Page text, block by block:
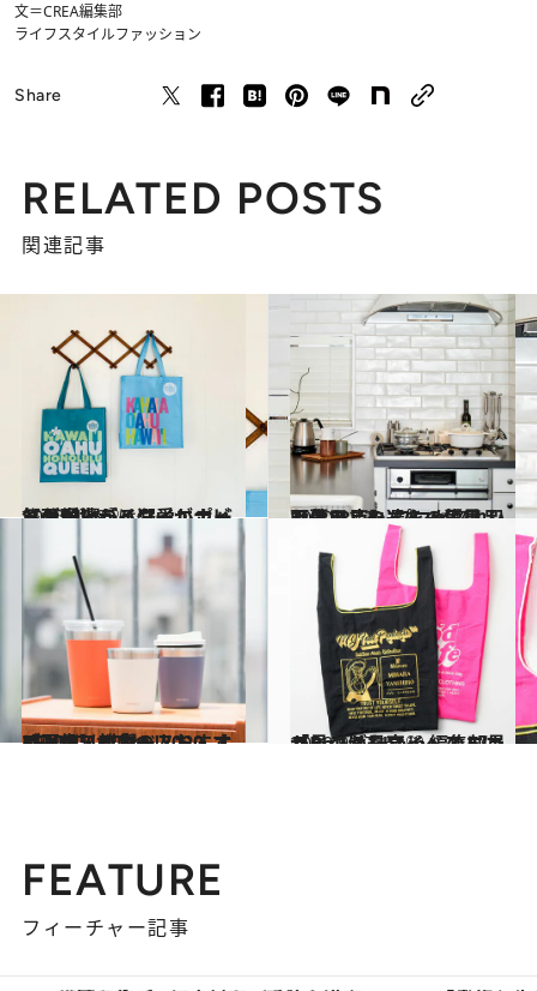
文＝CREA編集部
ライフスタイルファッション
Share
RELATED POSTS
関連記事
2020.12.9
【画像】『ハワイレポート』現地ライターがナビ 気分が上がる溺愛エコバッグ14選♡
旅＆お出かけ 2020.12.3
【暮らしの達人の愛用品画像28点】 プロが惚れ込む日用品たちを一気見！
ライフスタイル
2020.12.12
【画像】雑貨ベスト・オブ・ザ・イヤー 2020 KEYUCAの中の人おすすめTOP5はこれ！
ライフスタイル 2020.9.27
「Ball & Chain」のエコバッグが最高♡ 編集部員が見つけたマイベストはコレ
ライフスタイル
FEATURE
フィーチャー記事